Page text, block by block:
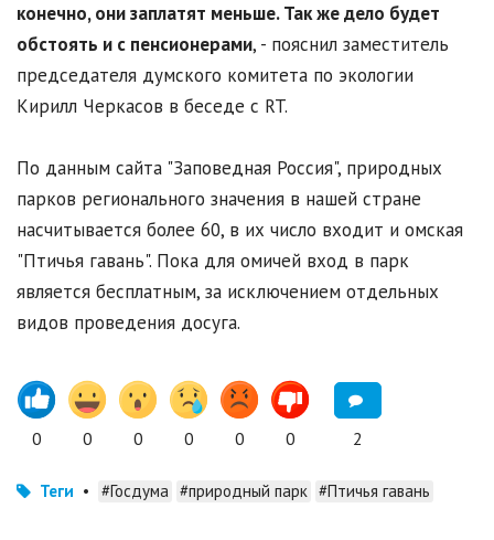
конечно, они заплатят меньше. Так же дело будет
обстоять и с пенсионерами, - пояснил заместитель
председателя думского комитета по экологии
Кирилл Черкасов в беседе с RT.
По данным сайта "Заповедная Россия", природных
парков регионального значения в нашей стране
насчитывается более 60, в их число входит и омская
"Птичья гавань". Пока для омичей вход в парк
является бесплатным, за исключением отдельных
видов проведения досуга.
0 0 0 0 0 0 2
Теги • #Госдума #природный парк #Птичья гавань